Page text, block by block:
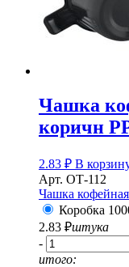
Чашка
коричн
2.83 ₽ В
Арт. ОТ-112
Чашка
Коробка
2.83 ₽штука
-
итого: